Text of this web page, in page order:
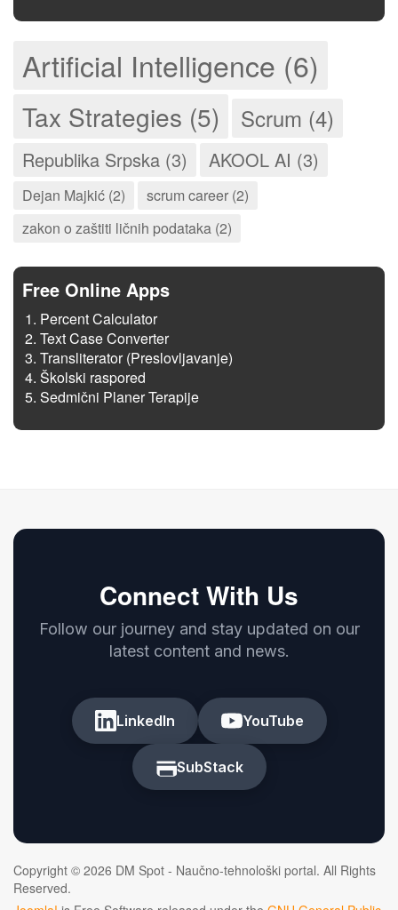
Artificial Intelligence (6)
Tax Strategies (5) Scrum (4)
Republika Srpska (3) AKOOL AI (3)
Dejan Majkić (2)
scrum career (2)
zakon o zaštiti ličnih podataka (2)
Free Online Apps
Percent Calculator
Text Case Converter
Transliterator (Preslovljavanje)
Školski raspored
Sedmični Planer Terapije
Connect With Us
Follow our journey and stay updated on our
latest content and news.
LinkedIn YouTube
SubStack
Copyright © 2026 DM Spot - Naučno-tehnološki portal. All Rights
Reserved.